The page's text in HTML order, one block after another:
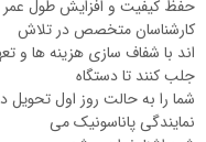
حفظ کیفیت و افزایش طول
کارشناسان متخصص در تلاش
اند با شفاف سازی هزینه ها و
جلب کنند تا دستگاه
شما را به حالت روز اول تحویل
نمایندگی پاناسونیک می